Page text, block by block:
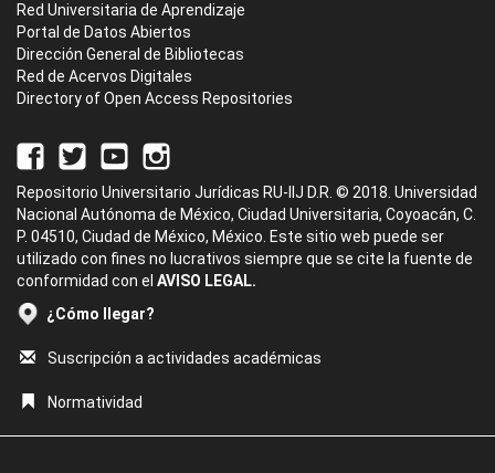
Red Universitaria de Aprendizaje
Portal de Datos Abiertos
Dirección General de Bibliotecas
Red de Acervos Digitales
Directory of Open Access Repositories
Repositorio Universitario Jurídicas RU-IIJ D.R. © 2018. Universidad
Nacional Autónoma de México, Ciudad Universitaria, Coyoacán, C.
P. 04510, Ciudad de México, México. Este sitio web puede ser
utilizado con fines no lucrativos siempre que se cite la fuente de
conformidad con el AVISO LEGAL.
¿Cómo llegar?
Suscripción a actividades académicas
Normatividad